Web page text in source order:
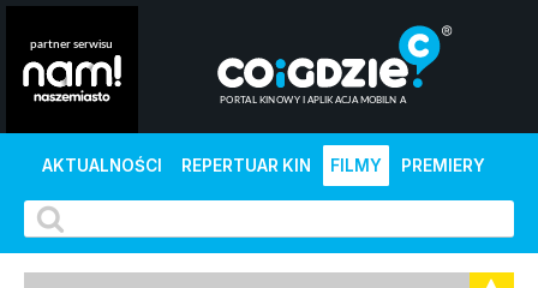
AKTUALNOŚCI REPERTUAR KIN FILMY PREMIERY